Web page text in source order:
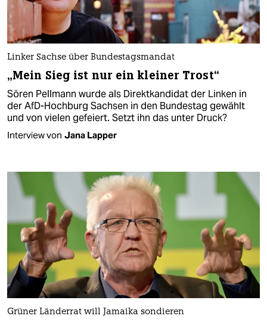
Linker Sachse über Bundestagsmandat
„Mein Sieg ist nur ein kleiner Trost“
Sören Pellmann wurde als Direktkandidat der Linken in
der AfD-Hochburg Sachsen in den Bundestag gewählt
und von vielen gefeiert. Setzt ihn das unter Druck?
Interview von Jana Lapper
Grüner Länderrat will Jamaika sondieren